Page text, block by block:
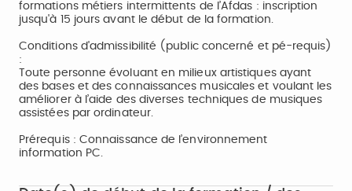
formations métiers intermittents de l’Afdas : inscription
jusqu'à 15 jours avant le début de la formation.
Conditions d'admissibilité (public concerné et pé-requis)
:
Toute personne évoluant en milieux artistiques ayant
des bases et des connaissances musicales et voulant les
améliorer à l’aide des diverses techniques de musiques
assistées par ordinateur.
Prérequis : Connaissance de l’environnement
information PC.